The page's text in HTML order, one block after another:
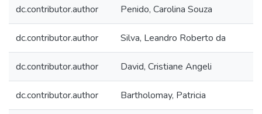
dc.contributor.author Penido, Carolina Souza
dc.contributor.author Silva, Leandro Roberto da
dc.contributor.author David, Cristiane Angeli
dc.contributor.author Bartholomay, Patricia